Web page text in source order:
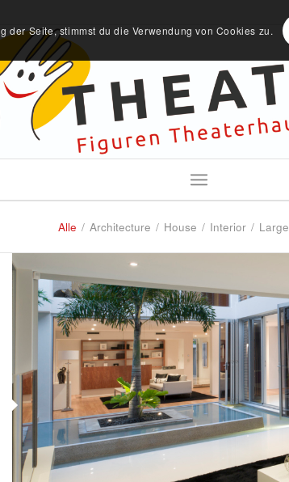
Alle / Architecture / House / Interior / Large
der Seite, stimmst du die Verwendung von Cookies zu.